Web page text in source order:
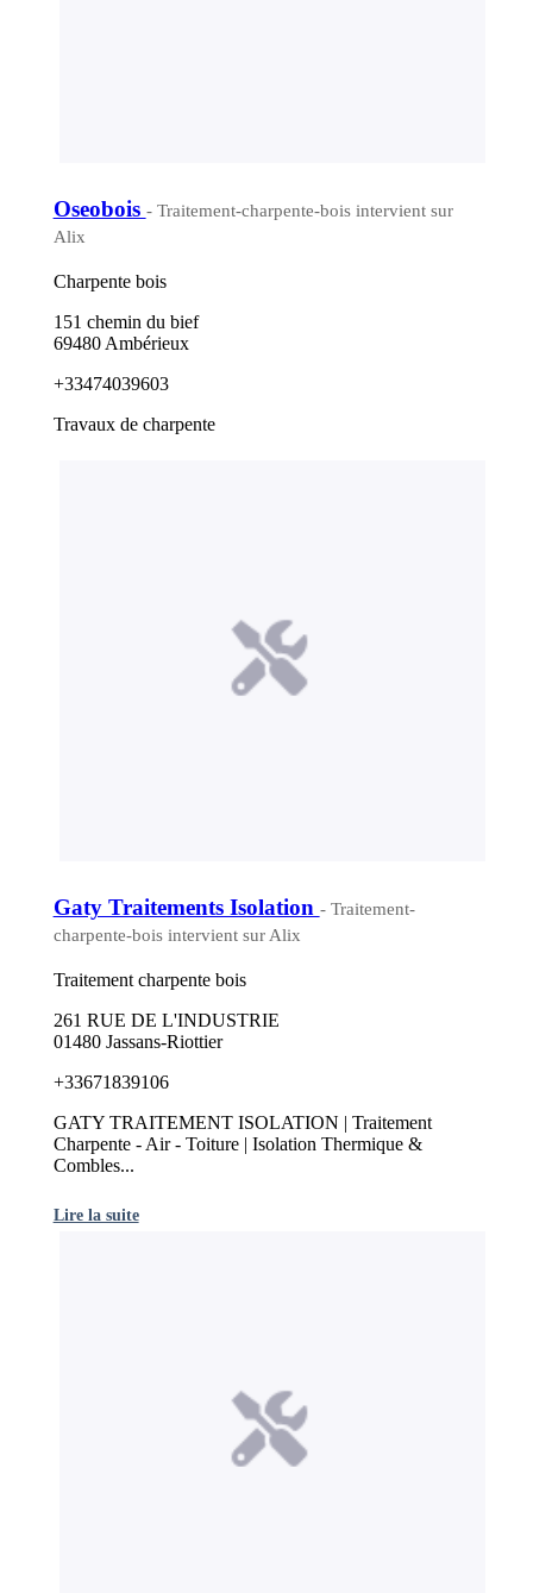
Oseobois - Traitement-charpente-bois intervient sur
Alix
Charpente bois
151 chemin du bief
69480 Ambérieux
+33474039603
Travaux de charpente
Gaty Traitements Isolation - Traitement-
charpente-bois intervient sur Alix
Traitement charpente bois
261 RUE DE L'INDUSTRIE
01480 Jassans-Riottier
+33671839106
GATY TRAITEMENT ISOLATION | Traitement
Charpente - Air - Toiture | Isolation Thermique &
Combles...
Lire la suite